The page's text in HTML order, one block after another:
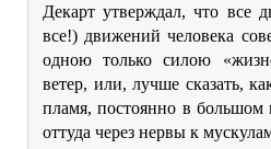
Декарт утверждал, что все
все!) движений человека
одною только силою
ветер, или, лучше сказать,
пламя, постоянно в большом
оттуда через нервы к